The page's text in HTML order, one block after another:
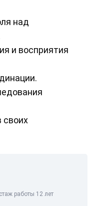
над
и восприятия
своих
работы 12 лет